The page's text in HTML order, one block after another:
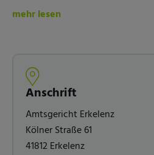
mehr lesen
Anschrift
Amtsgericht Erkelenz
Kölner Straße 61
41812 Erkelenz